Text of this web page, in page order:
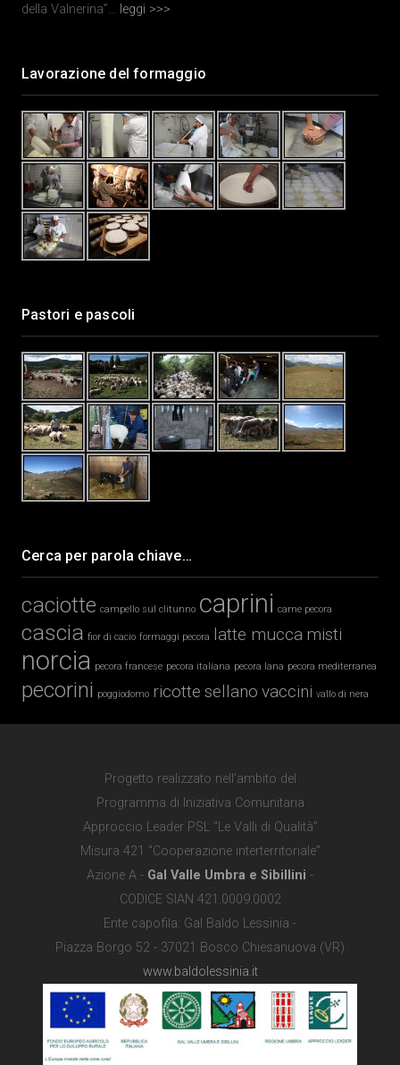
della Valnerina”... leggi >>>
Lavorazione del formaggio
Pastori e pascoli
Cerca per parola chiave…
caciotte campello sul clitunno caprini carne pecora
cascia fior di cacio formaggi pecora latte mucca misti
norcia pecora francese pecora italiana pecora lana pecora mediterranea
pecorini poggiodomo ricotte sellano vaccini vallo di nera
Progetto realizzato nell’ambito del
Programma di Iniziativa Comunitaria
Approccio Leader PSL “Le Valli di Qualità”
Misura 421 “Cooperazione interterritoriale”
Azione A - Gal Valle Umbra e Sibillini -
CODICE SIAN 421.0009.0002
Ente capofila: Gal Baldo Lessinia -
Piazza Borgo 52 - 37021 Bosco Chiesanuova (VR)
www.baldolessinia.it